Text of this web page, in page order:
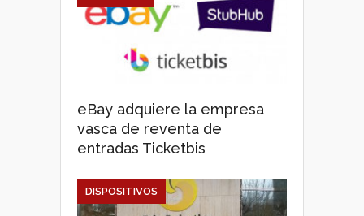
eBay adquiere la empresa
vasca de reventa de
entradas Ticketbis
DISPOSITIVOS